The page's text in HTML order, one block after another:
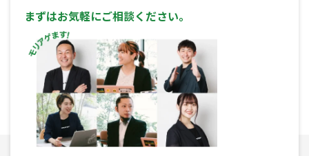
まずはお気軽にご相談ください。